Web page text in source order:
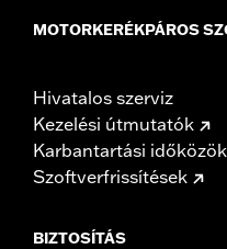
MOTORKERÉKPÁROS
Hivatalos szerviz
Kezelési útmutatók
Karbantartási időközök
Szoftverfrissítések
BIZTOSÍTÁS